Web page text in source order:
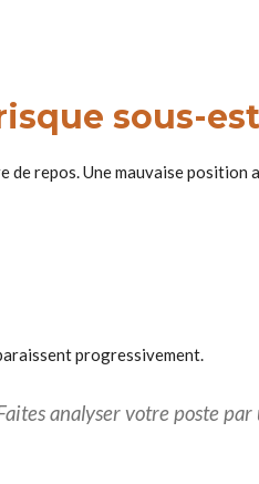
sous-
de repos. Une mauvaise position
progressivement.
analyser votre poste